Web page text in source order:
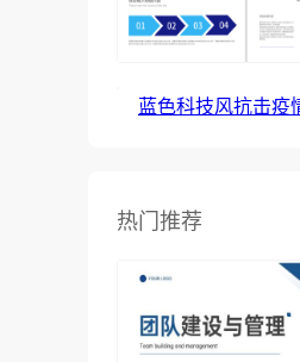
蓝色科技风抗击疫
热门推荐